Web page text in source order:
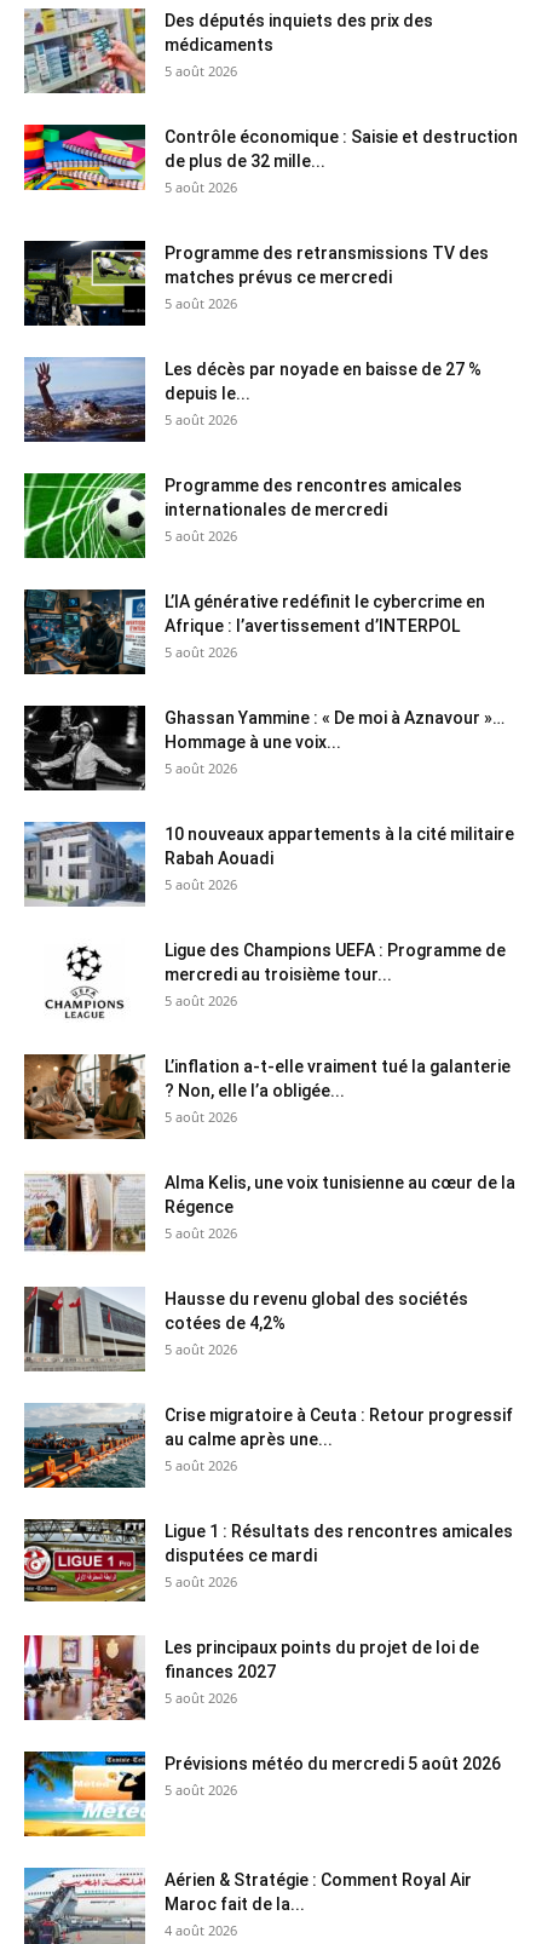
Des députés inquiets des prix des
médicaments
5 août 2026
Contrôle économique : Saisie et destruction
de plus de 32 mille...
5 août 2026
Programme des retransmissions TV des
matches prévus ce mercredi
5 août 2026
Les décès par noyade en baisse de 27 %
depuis le...
5 août 2026
Programme des rencontres amicales
internationales de mercredi
5 août 2026
L’IA générative redéfinit le cybercrime en
Afrique : l’avertissement d’INTERPOL
5 août 2026
Ghassan Yammine : « De moi à Aznavour »…
Hommage à une voix...
5 août 2026
10 nouveaux appartements à la cité militaire
Rabah Aouadi
5 août 2026
Ligue des Champions UEFA : Programme de
mercredi au troisième tour...
5 août 2026
L’inflation a-t-elle vraiment tué la galanterie
? Non, elle l’a obligée...
5 août 2026
Alma Kelis, une voix tunisienne au cœur de la
Régence
5 août 2026
Hausse du revenu global des sociétés
cotées de 4,2%
5 août 2026
Crise migratoire à Ceuta : Retour progressif
au calme après une...
5 août 2026
Ligue 1 : Résultats des rencontres amicales
disputées ce mardi
5 août 2026
Les principaux points du projet de loi de
finances 2027
5 août 2026
Prévisions météo du mercredi 5 août 2026
5 août 2026
Aérien & Stratégie : Comment Royal Air
Maroc fait de la...
4 août 2026